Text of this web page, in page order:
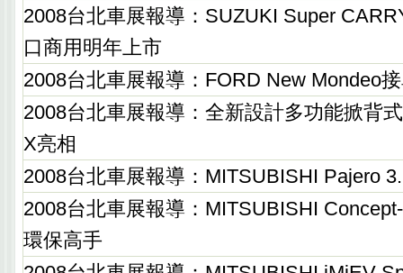
2008台北車展報導：SUZUKI Super
口商用明年上市
2008台北車展報導：FORD New Mondeo
2008台北車展報導：全新設計多功能掀背
X亮相
2008台北車展報導：MITSUBISHI Pajero
2008台北車展報導：MITSUBISHI
環保高手